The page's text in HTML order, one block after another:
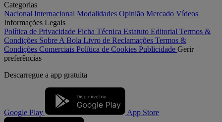
Categorias
Nacional Internacional Modalidades Opinião Mercado Vídeos
Informações Legais
Política de Privacidade Ficha Técnica Estatuto Editorial Termos &
Condições Sobre A Bola Livro de Reclamações Termos &
Condições Comerciais Política de Cookies Publicidade Gerir
preferências
Descarregue a app gratuita
Google Play App Store